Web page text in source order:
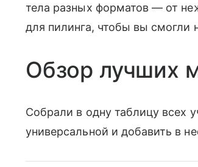
тела разных форматов — от
для пилинга, чтобы вы смогли
Обзор лучших
Собрали в одну таблицу всех
универсальной и добавить в